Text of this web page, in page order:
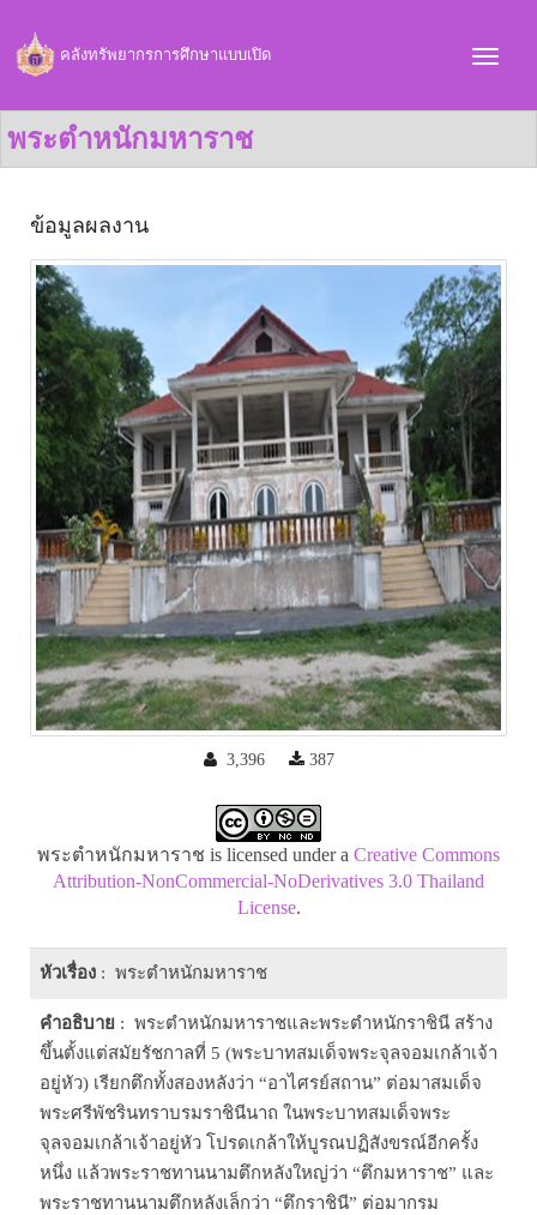
คลังทรัพยากรการศึกษาแบบเปิด
พระตำหนักมหาราช
ข้อมูลผลงาน
3,396 387
พระตำหนักมหาราช is licensed under a Creative Commons
Attribution-NonCommercial-NoDerivatives 3.0 Thailand
License.
หัวเรื่อง : พระตำหนักมหาราช
คำอธิบาย : พระตำหนักมหาราชและพระตำหนักราชินี สร้าง
ขึ้นตั้งแต่สมัยรัชกาลที่ 5 (พระบาทสมเด็จพระจุลจอมเกล้าเจ้า
อยู่หัว) เรียกตึกทั้งสองหลังว่า “อาไศรย์สถาน” ต่อมาสมเด็จ
พระศรีพัชรินทราบรมราชินีนาถ ในพระบาทสมเด็จพระ
จุลจอมเกล้าเจ้าอยู่หัว โปรดเกล้าให้บูรณปฏิสังขรณ์อีกครั้ง
หนึ่ง แล้วพระราชทานนามตึกหลังใหญ่ว่า “ตึกมหาราช” และ
พระราชทานนามตึกหลังเล็กว่า “ตึกราชินี” ต่อมากรม